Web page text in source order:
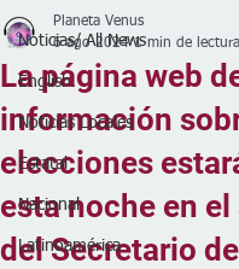
Noticias/ All News
English
Noticias Locales
Estatal
Nacional
Latinoamérica
La página web
información
elecciones
esta noche en
del Secretario
Planeta Venus
6 ago 2024 1 min de lectura